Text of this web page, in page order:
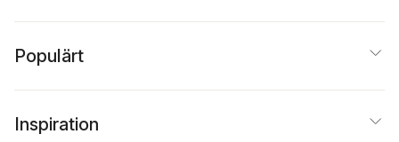
Populärt
Inspiration